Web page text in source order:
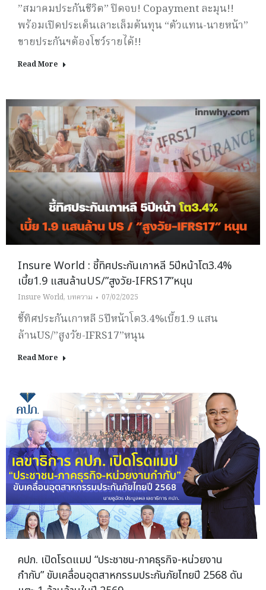
”สมาคมประกันชีวิต” ปิดจบ! Copayment ละมุน!!
พร้อมเปิดประเด็นเลาะเล็มต้นทุน “ตัวแทน-นายหน้า”
ขายประกันฯต้องโชว์รายได้!!
Read More
Insure World : ชี้ทิศประกันเกาหลี 5ปีหน้าโต3.4%
เบี้ย1.9 แสนล้านUS/”สูงวัย-IFRS17”หนุน
Insure World, บทความ 07/02/2025
ชี้ทิศประกันเกาหลี 5ปีหน้าโต3.4%เบี้ย1.9 แสน
ล้านUS/”สูงวัย-IFRS17”หนุน
Read More
คปภ. เปิดโรดแมป “ประชาชน-ภาคธุรกิจ-หน่วยงาน
กำกับ” ขับเคลื่อนอุตสาหกรรมประกันภัยไทยปี 2568 ดัน